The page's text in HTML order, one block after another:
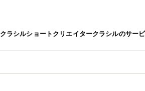
クラシルショートクリエイタークラシルのサー